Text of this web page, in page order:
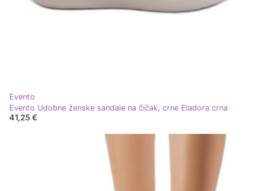
Evento
Evento Udobne ženske sandale na čičak, crne Eladora crna
41,25 €